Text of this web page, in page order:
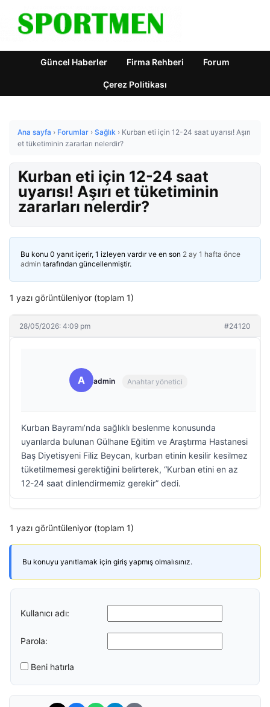
Güncel Haberler Firma Rehberi Forum
Çerez Politikası
Ana sayfa › Forumlar › Sağlık › Kurban eti için 12-24 saat uyarısı! Aşırı
et tüketiminin zararları nelerdir?
Kurban eti için 12-24 saat
uyarısı! Aşırı et tüketiminin
zararları nelerdir?
Bu konu 0 yanıt içerir, 1 izleyen vardır ve en son 2 ay 1 hafta önce
admin tarafından güncellenmiştir.
1 yazı görüntüleniyor (toplam 1)
28/05/2026: 4:09 pm #24120
A admin Anahtar yönetici
Kurban Bayramı’nda sağlıklı beslenme konusunda
uyarılarda bulunan Gülhane Eğitim ve Araştırma Hastanesi
Baş Diyetisyeni Filiz Beycan, kurban etinin kesilir kesilmez
tüketilmemesi gerektiğini belirterek, “Kurban etini en az
12-24 saat dinlendirmemiz gerekir” dedi.
1 yazı görüntüleniyor (toplam 1)
Bu konuyu yanıtlamak için giriş yapmış olmalısınız.
Kullanıcı adı:
Parola:
Beni hatırla